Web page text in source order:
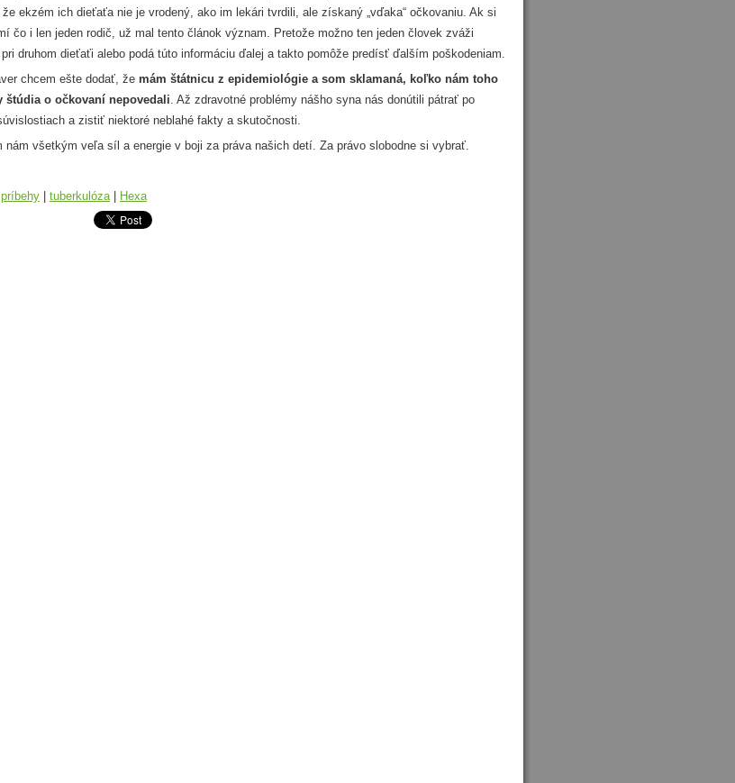
ekzém ich dieťaťa nie je vrodený, ako im lekári tvrdili, ale získaný „vďaka“ očkovaniu. Ak si
čo i len jeden rodič, už mal tento článok význam. Pretože možno ten jeden človek zváži
druhom dieťaťi alebo podá túto informáciu ďalej a takto pomôže predísť ďalším poškodeniam.
chcem ešte dodať, že mám štátnicu z epidemiológie a som sklamaná, koľko nám toho
štúdia o očkovaní nepovedali. Až zdravotné problémy nášho syna nás donútili pátrať po
a zistiť niektoré neblahé fakty a skutočnosti.
všetkým veľa síl a energie v boji za práva našich detí. Za právo slobodne si vybrať.
príbehy tuberkulóza Hexa